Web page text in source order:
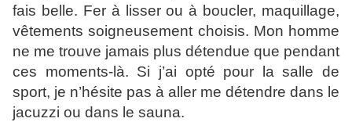
fais belle. Fer à lisser ou à boucler, maquillage,
vêtements soigneusement choisis. Mon homme
ne me trouve jamais plus détendue que pendant
ces moments-là. Si j’ai opté pour la salle de
sport, je n’hésite pas à aller me détendre dans le
jacuzzi ou dans le sauna.